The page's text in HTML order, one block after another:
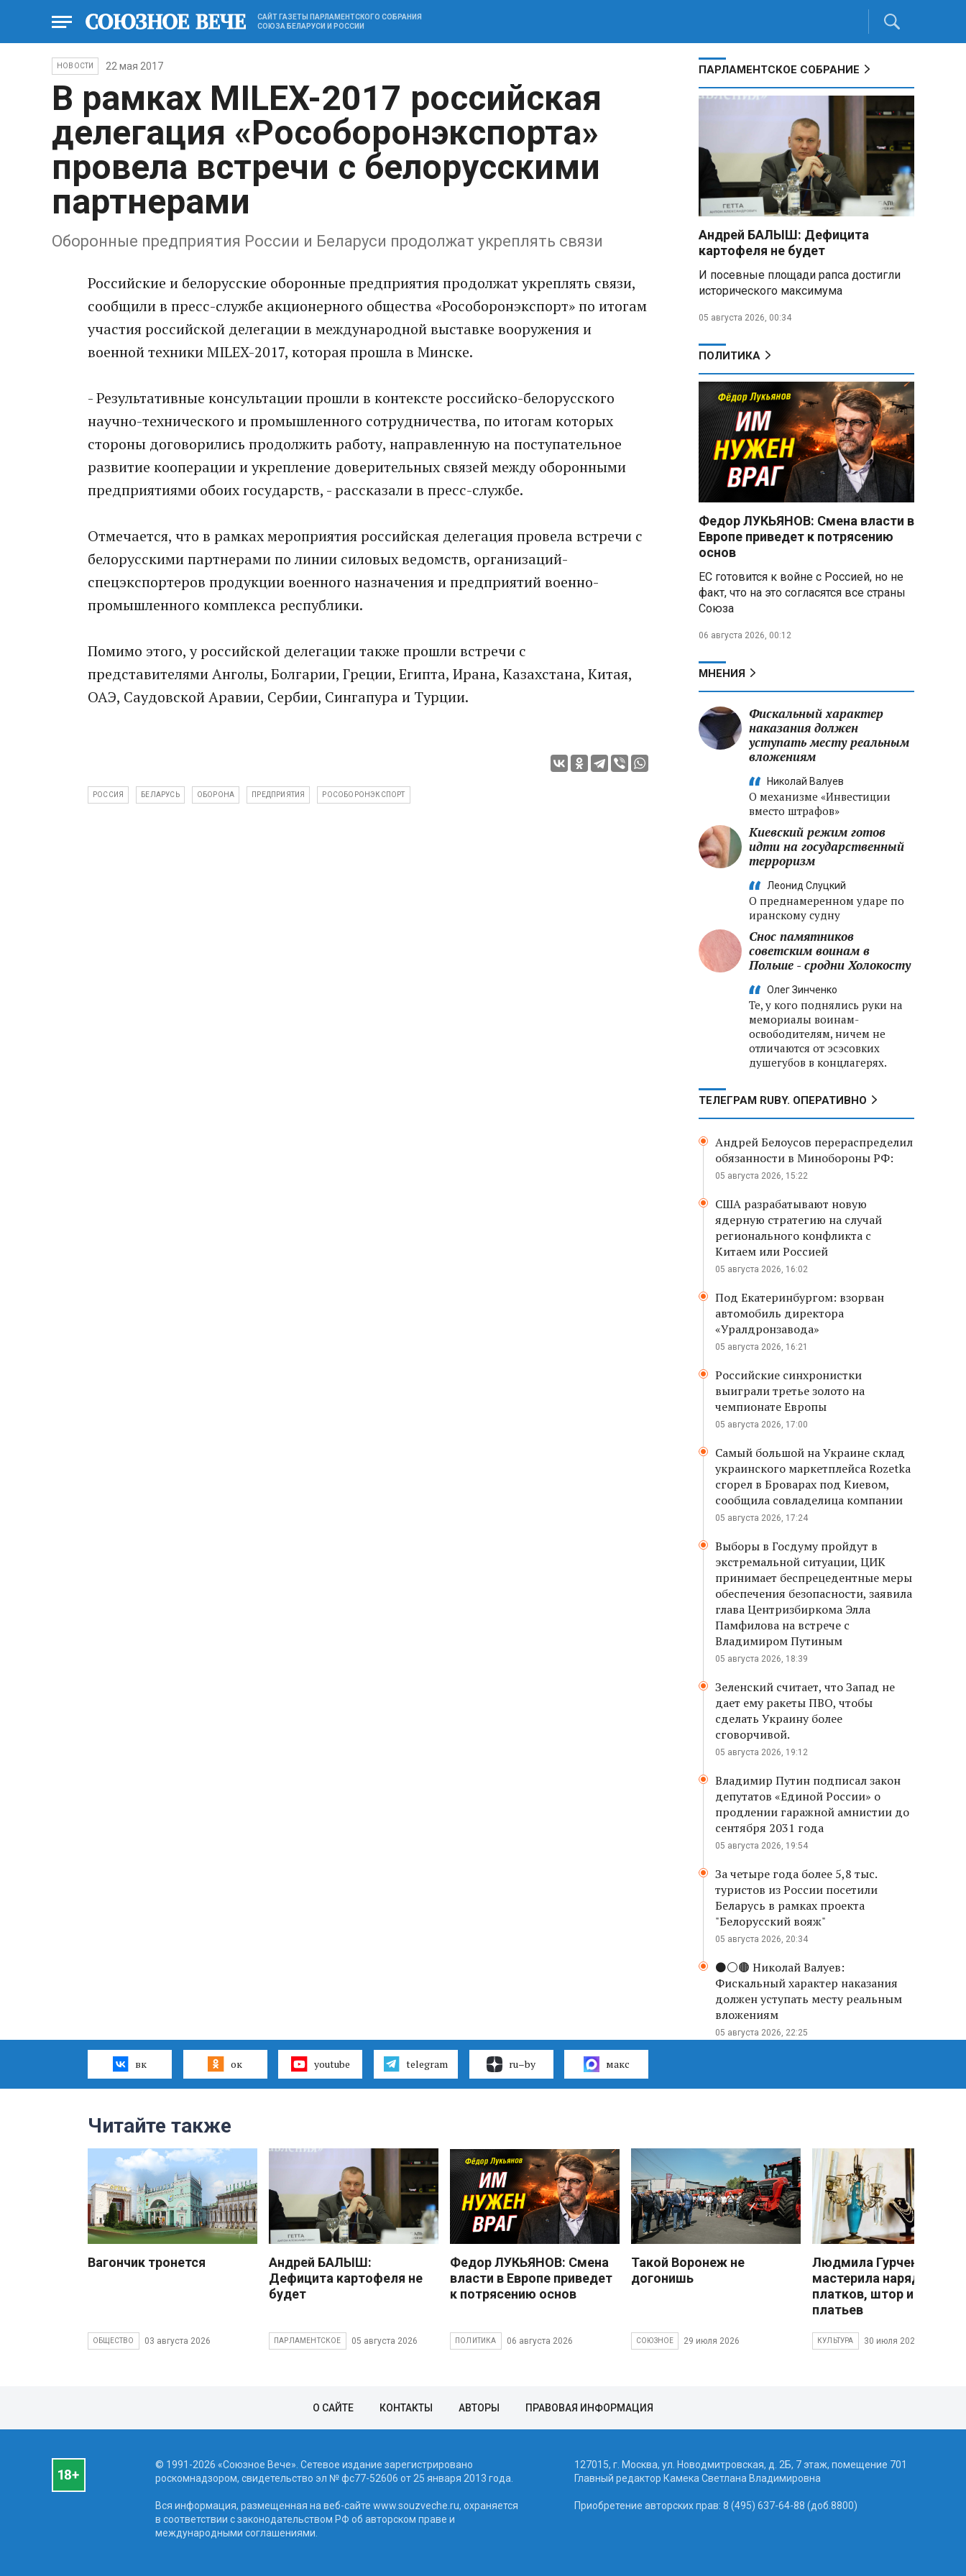
САЙТ ГАЗЕТЫ ПАРЛАМЕНТСКОГО СОБРАНИЯ
СОЮЗА БЕЛАРУСИ И РОССИИ
НОВОСТИ 22 мая 2017
В рамках MILEX-2017 российская
делегация «Рособоронэкспорта»
провела встречи с белорусскими
партнерами
Оборонные предприятия России и Беларуси продолжат укреплять связи
Российские и белорусские оборонные предприятия продолжат укреплять связи,
сообщили в пресс-службе акционерного общества «Рособоронэкспорт» по итогам
участия российской делегации в международной выставке вооружения и
военной техники MILEX-2017, которая прошла в Минске.
- Результативные консультации прошли в контексте российско-белорусского
научно-технического и промышленного сотрудничества, по итогам которых
стороны договорились продолжить работу, направленную на поступательное
развитие кооперации и укрепление доверительных связей между оборонными
предприятиями обоих государств, - рассказали в пресс-службе.
Отмечается, что в рамках мероприятия российская делегация провела встречи с
белорусскими партнерами по линии силовых ведомств, организаций-
спецэкспортеров продукции военного назначения и предприятий военно-
промышленного комплекса республики.
Помимо этого, у российской делегации также прошли встречи с
представителями Анголы, Болгарии, Греции, Египта, Ирана, Казахстана, Китая,
ОАЭ, Саудовской Аравии, Сербии, Сингапура и Турции.
РОССИЯ БЕЛАРУСЬ ОБОРОНА ПРЕДПРИЯТИЯ РОСОБОРОНЭКСПОРТ
ПАРЛАМЕНТСКОЕ СОБРАНИЕ
Андрей БАЛЫШ: Дефицита
картофеля не будет
И посевные площади рапса достигли
исторического максимума
05 августа 2026, 00:34
ПОЛИТИКА
Федор ЛУКЬЯНОВ: Смена власти в
Европе приведет к потрясению
основ
ЕС готовится к войне с Россией, но не
факт, что на это согласятся все страны
Союза
06 августа 2026, 00:12
МНЕНИЯ
Фискальный характер
наказания должен
уступать месту реальным
вложениям
Николай Валуев
О механизме «Инвестиции
вместо штрафов»
Киевский режим готов
идти на государственный
терроризм
Леонид Слуцкий
О преднамеренном ударе по
иранскому судну
Снос памятников
советским воинам в
Польше - сродни Холокосту
Олег Зинченко
Те, у кого поднялись руки на
мемориалы воинам-
освободителям, ничем не
отличаются от эсэсовких
душегубов в концлагерях.
ТЕЛЕГРАМ RUBY. ОПЕРАТИВНО
Андрей Белоусов перераспределил
обязанности в Минобороны РФ:
05 августа 2026, 15:22
США разрабатывают новую
ядерную стратегию на случай
регионального конфликта с
Китаем или Россией
05 августа 2026, 16:02
Под Екатеринбургом: взорван
автомобиль директора
«Уралдронзавода»
05 августа 2026, 16:21
Российские синхронистки
выиграли третье золото на
чемпионате Европы
05 августа 2026, 17:00
Самый большой на Украине склад
украинского маркетплейса Rozetka
сгорел в Броварах под Киевом,
сообщила совладелица компании
05 августа 2026, 17:24
Выборы в Госдуму пройдут в
экстремальной ситуации, ЦИК
принимает беспрецедентные меры
обеспечения безопасности, заявила
глава Центризбиркома Элла
Памфилова на встрече с
Владимиром Путиным
05 августа 2026, 18:39
Зеленский считает, что Запад не
дает ему ракеты ПВО, чтобы
сделать Украину более
сговорчивой.
05 августа 2026, 19:12
Владимир Путин подписал закон
депутатов «Единой России» о
продлении гаражной амнистии до
сентября 2031 года
05 августа 2026, 19:54
За четыре года более 5,8 тыс.
туристов из России посетили
Беларусь в рамках проекта
"Белорусский вояж"
05 августа 2026, 20:34
⚫️⚪️🟤 Николай Валуев:
Фискальный характер наказания
должен уступать месту реальным
вложениям
05 августа 2026, 22:25
вк ок youtube telegram ru–by макс
Читайте также
Вагончик тронется
ОБЩЕСТВО 03 августа 2026
Андрей БАЛЫШ:
Дефицита картофеля не
будет
ПАРЛАМЕНТСКОЕ 05 августа 2026
Федор ЛУКЬЯНОВ: Смена
власти в Европе приведет
к потрясению основ
ПОЛИТИКА 06 августа 2026
Такой Воронеж не
догонишь
СОЮЗНОЕ 29 июля 2026
Людмила Гурченко
мастерила наряды из
платков, штор и детских
платьев
КУЛЬТУРА 30 июля 2026
О САЙТЕ КОНТАКТЫ АВТОРЫ ПРАВОВАЯ ИНФОРМАЦИЯ
© 1991-2026 «Союзное Вече». Сетевое издание зарегистрировано
роскомнадзором, свидетельство эл № фc77-52606 от 25 января 2013 года.
Вся информация, размещенная на веб-сайте www.souzveche.ru, охраняется
в соответствии с законодательством РФ об авторском праве и
международными соглашениями.
127015, г. Москва, ул. Новодмитровская, д. 2Б, 7 этаж, помещение 701
Главный редактор Камека Светлана Владимировна
Приобретение авторских прав: 8 (495) 637-64-88 (доб.8800)